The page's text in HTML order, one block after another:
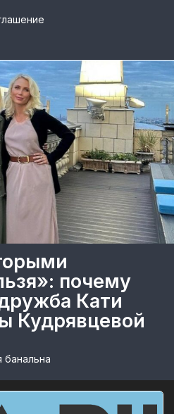
почему
Кати
Кудрявцевой
банальна